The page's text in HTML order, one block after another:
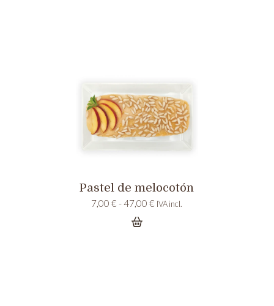
Pastel de melocotón
7,00€-47,00€ Rango
IVA incl.